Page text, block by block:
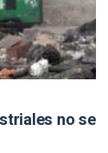
no se